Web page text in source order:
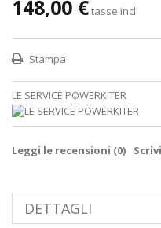
148,00 €tasse incl.
Stampa
LE SERVICE POWERKITER
Leggi le recensioni (0)
DETTAGLI